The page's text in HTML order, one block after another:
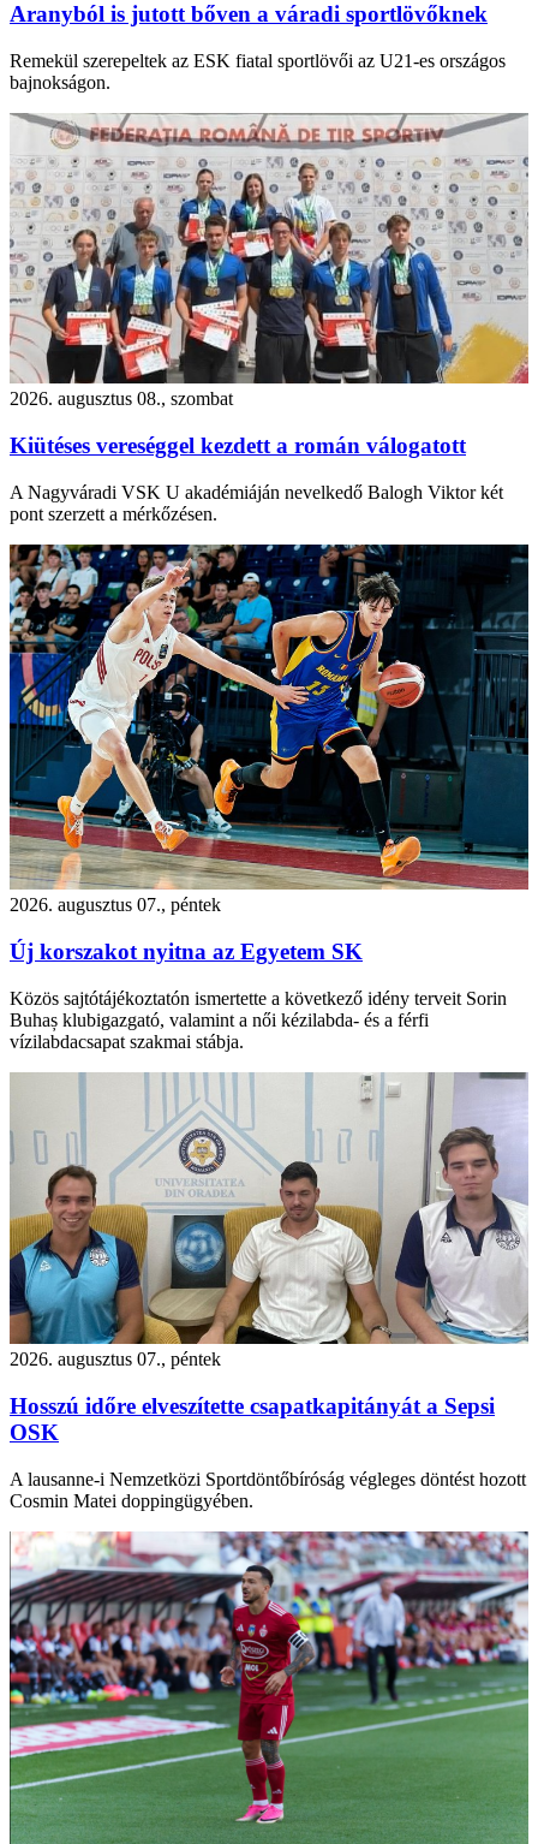
Aranyból is jutott bőven a váradi sportlövőknek
Remekül szerepeltek az ESK fiatal sportlövői az U21-es országos
bajnokságon.
2026. augusztus 08., szombat
Kiütéses vereséggel kezdett a román válogatott
A Nagyváradi VSK U akadémiáján nevelkedő Balogh Viktor két
pont szerzett a mérkőzésen.
2026. augusztus 07., péntek
Új korszakot nyitna az Egyetem SK
Közös sajtótájékoztatón ismertette a következő idény terveit Sorin
Buhaș klubigazgató, valamint a női kézilabda- és a férfi
vízilabdacsapat szakmai stábja.
2026. augusztus 07., péntek
Hosszú időre elveszítette csapatkapitányát a Sepsi
OSK
A lausanne-i Nemzetközi Sportdöntőbíróság végleges döntést hozott
Cosmin Matei doppingügyében.